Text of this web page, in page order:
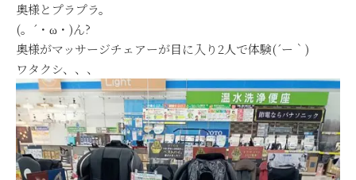
奥様とプラプラ。
(。´・ω・)ん?
奥様がマッサージチェアーが目に入り2人で体験(´ー｀)
ワタクシ、、、